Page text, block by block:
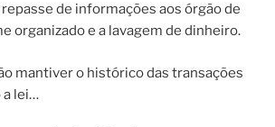
de informações aos órgão de
organizado e a lavagem de dinheiro.
mantiver o histórico das transações
a lei…